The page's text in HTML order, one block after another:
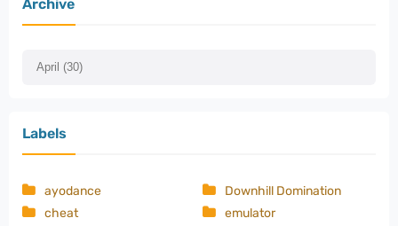
Archive
Labels
ayodance
cheat
Downhill Domination
emulator